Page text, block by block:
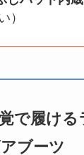
）
で履ける
ブーツ